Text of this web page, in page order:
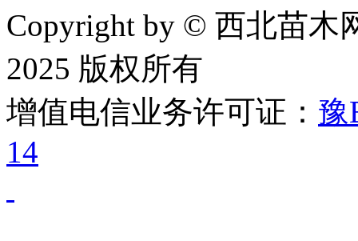
Copyright by © 西北苗木
2025 版权所有
增值电信业务许可证： 豫
14